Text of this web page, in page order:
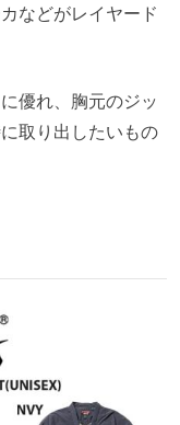
などがレイヤード
優れ、胸元のジッ
取り出したいもの